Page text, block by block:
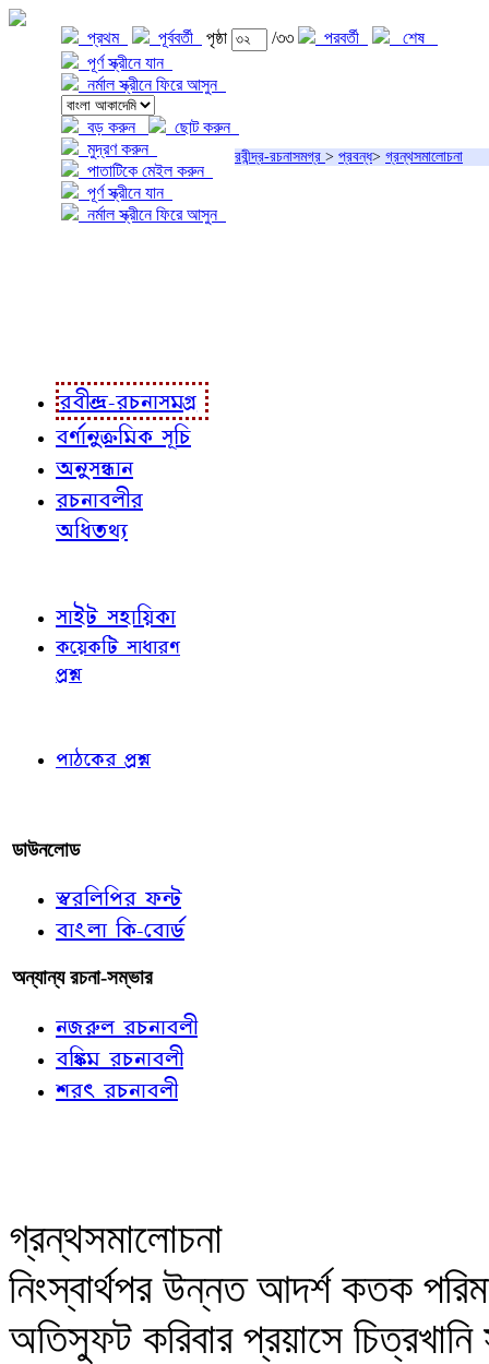
প্রথম পূর্ববর্তী পৃষ্ঠা /৩৩ পরবর্তী
শেষ
পূর্ণ স্ক্রীনে যান
নর্মাল স্ক্রীনে ফিরে আসুন
বড় করুন
ছোট করুন
মুদ্রণ করুন
পাতাটিকে মেইল করুন
পূর্ণ স্ক্রীনে যান
নর্মাল স্ক্রীনে ফিরে আসুন
রবীন্দ্র-রচনাসমগ্র > প্রবন্ধ> গ্রন্থসমালোচনা
রবীন্দ্র-রচনাসমগ্র
বর্ণানুক্রমিক সূচি
অনুসন্ধান
রচনাবলীর
অধিতথ্য
সাইট সহায়িকা
কয়েকটি সাধারণ
প্রশ্ন
পাঠকের প্রশ্ন
ডাউনলোড
স্বরলিপির ফন্ট
বাংলা কি-বোর্ড
অন্যান্য রচনা-সম্ভার
নজরুল রচনাবলী
বঙ্কিম রচনাবলী
শরৎ রচনাবলী
গ্রন্থসমালোচনা
নিংস্বার্থপর উন্নত আদর্শ কতক
অতিস্ফুট করিবার প্রয়াসে